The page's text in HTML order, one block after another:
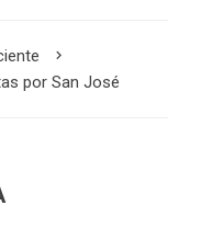
por San José